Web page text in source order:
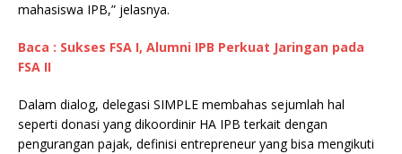
mahasiswa IPB,” jelasnya.
Baca : Sukses FSA I, Alumni IPB Perkuat Jaringan pada
FSA II
Dalam dialog, delegasi SIMPLE membahas sejumlah hal
seperti donasi yang dikoordinir HA IPB terkait dengan
pengurangan pajak, definisi entrepreneur yang bisa mengikuti